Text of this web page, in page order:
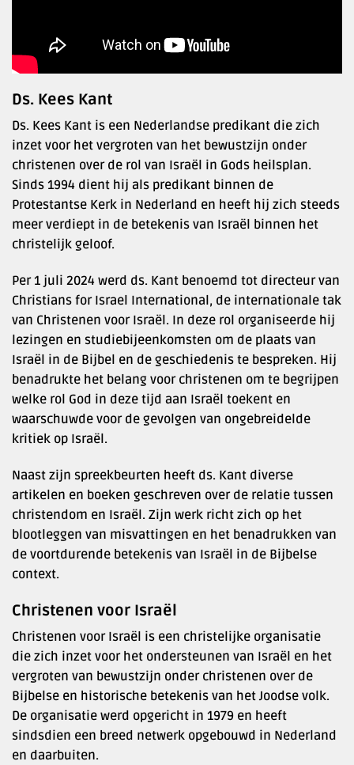
Ds. Kees Kant
Ds. Kees Kant is een Nederlandse predikant die zich
inzet voor het vergroten van het bewustzijn onder
christenen over de rol van Israël in Gods heilsplan.
Sinds 1994 dient hij als predikant binnen de
Protestantse Kerk in Nederland en heeft hij zich steeds
meer verdiept in de betekenis van Israël binnen het
christelijk geloof. ​
Per 1 juli 2024 werd ds. Kant benoemd tot directeur van
Christians for Israel International, de internationale tak
van Christenen voor Israël. In deze rol organiseerde hij
lezingen en studiebijeenkomsten om de plaats van
Israël in de Bijbel en de geschiedenis te bespreken. Hij
benadrukte het belang voor christenen om te begrijpen
welke rol God in deze tijd aan Israël toekent en
waarschuwde voor de gevolgen van ongebreidelde
kritiek op Israël. ​
Naast zijn spreekbeurten heeft ds. Kant diverse
artikelen en boeken geschreven over de relatie tussen
christendom en Israël. Zijn werk richt zich op het
blootleggen van misvattingen en het benadrukken van
de voortdurende betekenis van Israël in de Bijbelse
context. ​
Christenen voor Israël
Christenen voor Israël is een christelijke organisatie
die zich inzet voor het ondersteunen van Israël en het
vergroten van bewustzijn onder christenen over de
Bijbelse en historische betekenis van het Joodse volk.
De organisatie werd opgericht in 1979 en heeft
sindsdien een breed netwerk opgebouwd in Nederland
en daarbuiten.